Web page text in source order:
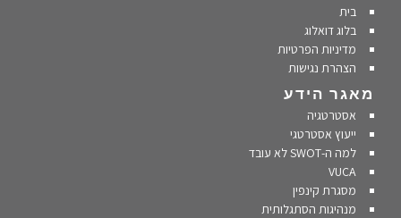
בית
בלוג דואלוג
מדיניות הפרטיות
הצהרת נגישות
מאגר הידע
אסטרטגיה
ייעוץ אסטרטגי
למה ה-SWOT לא עובד
VUCA
מסגרת קינפין
מנהיגות הסתגלותית